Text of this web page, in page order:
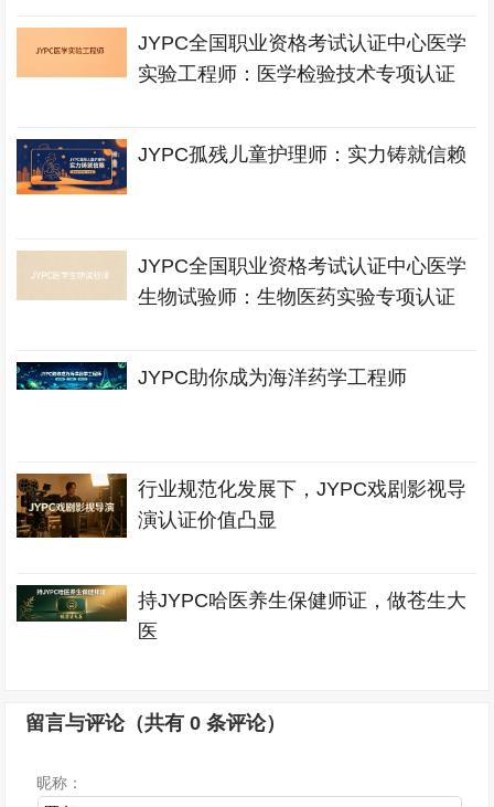
JYPC全国职业资格考试认证中心医学
实验工程师：医学检验技术专项认证
JYPC孤残儿童护理师：实力铸就信赖
JYPC全国职业资格考试认证中心医学
生物试验师：生物医药实验专项认证
JYPC助你成为海洋药学工程师
行业规范化发展下，JYPC戏剧影视导
演认证价值凸显
持JYPC哈医养生保健师证，做苍生大
医
留言与评论（共有0 条评论）
昵称：